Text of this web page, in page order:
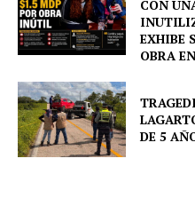
CON
EXHIBE
OBRA
DE 5